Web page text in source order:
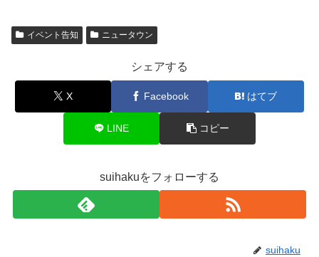
イベント告知 ニュータウン
シェアする
X Facebook はてブ
LINE コピー
suihakuをフォローする
suihaku